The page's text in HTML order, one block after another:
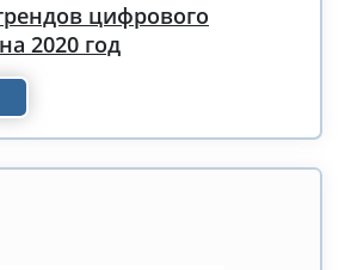
цифрового
2020 год